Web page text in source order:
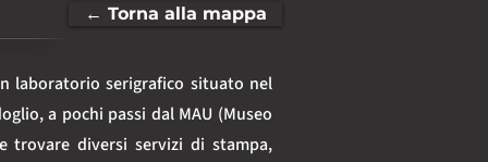
← Torna alla mappa
laboratorio serigrafico situato nel
a pochi passi dal MAU (Museo
trovare diversi servizi di stampa,